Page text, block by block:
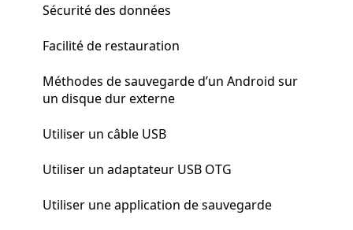
Sécurité des données
Facilité de restauration
Méthodes de sauvegarde d’un Android sur
un disque dur externe
Utiliser un câble USB
Utiliser un adaptateur USB OTG
Utiliser une application de sauvegarde